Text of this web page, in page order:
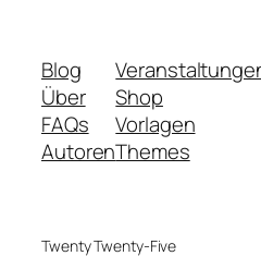
Blog
Über
FAQs
Autoren
Shop
Vorlagen
Themes
Twenty Twenty-Five